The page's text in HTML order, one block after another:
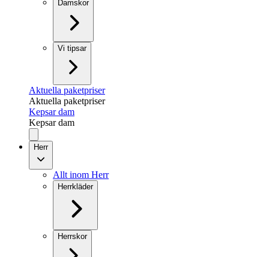
Damskor
Vi tipsar
Aktuella paketpriser
Aktuella paketpriser
Kepsar dam
Kepsar dam
Herr
Allt inom Herr
Herrkläder
Herrskor